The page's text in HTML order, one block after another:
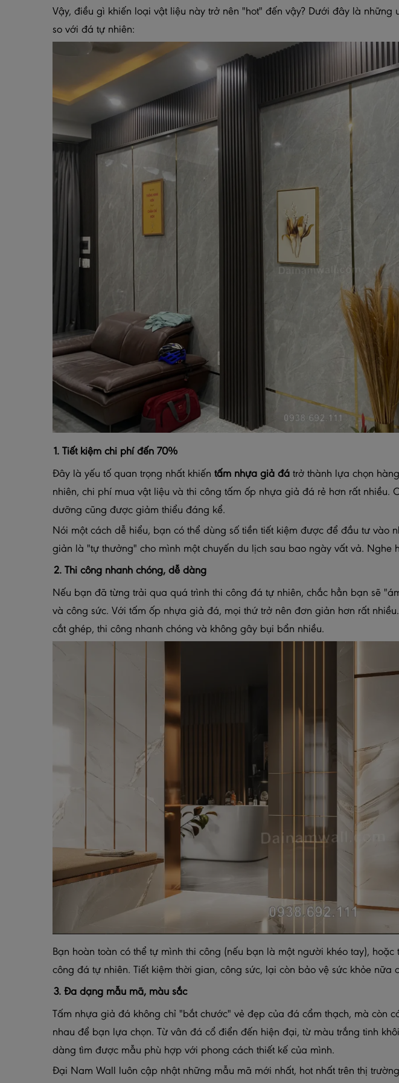
Vậy, điều gì khiến loại vật liệu này trở nên "hot" đến vậy? Dưới đây là
so với đá tự nhiên:
1. Tiết kiệm chi phí đến 70%
Đây là yếu tố quan trọng nhất khiến tấm nhựa giả đá trở thành lựa chọn
nhiên, chi phí mua vật liệu và thi công tấm ốp nhựa giả đá rẻ hơn rất nhiều.
dưỡng cũng được giảm thiểu đáng kể.
Nói một cách dễ hiểu, bạn có thể dùng số tiền tiết kiệm được để đầu tư vào
giản là "tự thưởng" cho mình một chuyến du lịch sau bao ngày vất vả. Nghe
2. Thi công nhanh chóng, dễ dàng
Nếu bạn đã từng trải qua quá trình thi công đá tự nhiên, chắc hẳn bạn sẽ
và công sức. Với tấm ốp nhựa giả đá, mọi thứ trở nên đơn giản hơn rất
cắt ghép, thi công nhanh chóng và không gây bụi bẩn nhiều.
Bạn hoàn toàn có thể tự mình thi công (nếu bạn là một người khéo tay),
công đá tự nhiên. Tiết kiệm thời gian, công sức, lại còn bảo vệ sức khỏe nữa
3. Đa dạng mẫu mã, màu sắc
Tấm nhựa giả đá không chỉ "bắt chước" vẻ đẹp của đá cẩm thạch, mà còn
nhau để bạn lựa chọn. Từ vân đá cổ điển đến hiện đại, từ màu trắng tinh
dàng tìm được mẫu phù hợp với phong cách thiết kế của mình.
Đại Nam Wall luôn cập nhật những mẫu mã mới nhất, hot nhất trên thị